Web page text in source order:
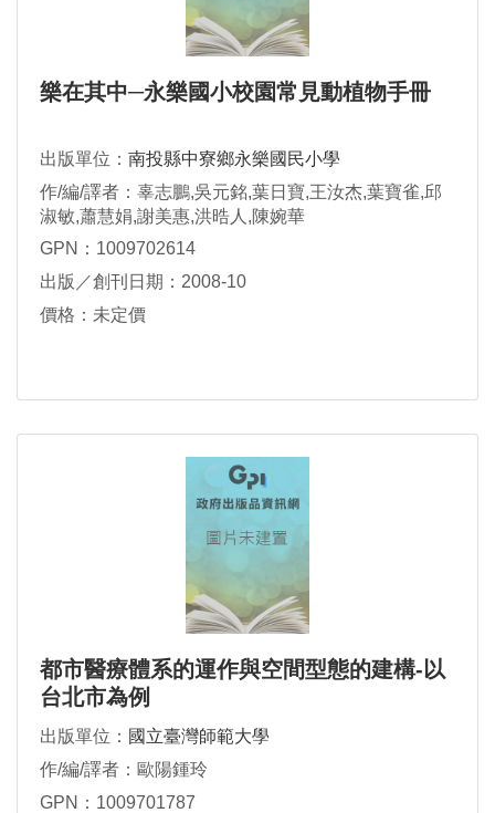
樂在其中─永樂國小校園常見動植物手冊
出版單位： 南投縣中寮鄉永樂國民小學
作/編/譯者：辜志鵬,吳元銘,葉日寶,王汝杰,葉寶雀,邱
淑敏,蕭慧娟,謝美惠,洪晧人,陳婉華
GPN：1009702614
出版／創刊日期：2008-10
價格：未定價
都市醫療體系的運作與空間型態的建構-以
台北市為例
出版單位： 國立臺灣師範大學
作/編/譯者：歐陽鍾玲
GPN：1009701787